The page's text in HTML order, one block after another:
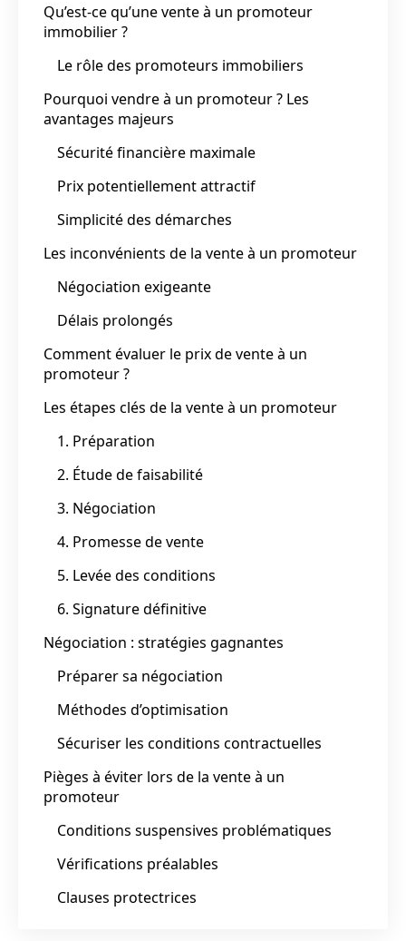
Qu’est-ce qu’une vente à un promoteur
immobilier ?
Le rôle des promoteurs immobiliers
Pourquoi vendre à un promoteur ? Les
avantages majeurs
Sécurité financière maximale
Prix potentiellement attractif
Simplicité des démarches
Les inconvénients de la vente à un promoteur
Négociation exigeante
Délais prolongés
Comment évaluer le prix de vente à un
promoteur ?
Les étapes clés de la vente à un promoteur
1. Préparation
2. Étude de faisabilité
3. Négociation
4. Promesse de vente
5. Levée des conditions
6. Signature définitive
Négociation : stratégies gagnantes
Préparer sa négociation
Méthodes d’optimisation
Sécuriser les conditions contractuelles
Pièges à éviter lors de la vente à un
promoteur
Conditions suspensives problématiques
Vérifications préalables
Clauses protectrices